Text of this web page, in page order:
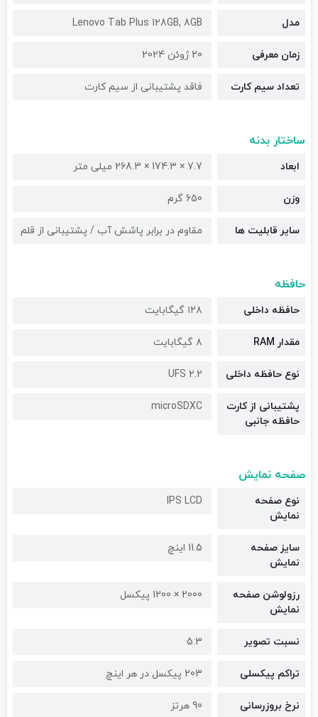
مدل Lenovo Tab Plus 128GB, 8GB
زمان معرفی 20 ژوئن 2024
تعداد سیم کارت فاقد پشتیبانی از سیم کارت
ساختار بدنه
ابعاد 7.7 × 174.3 × 268.3 میلی متر
وزن 650 گرم
سایر قابلیت ها مقاوم در برابر پاشش آب / پشتیبانی از قلم
حافظه
حافظه داخلی ۱۲۸ گیگابایت
مقدار RAM ۸ گیگابایت
نوع حافظه داخلی UFS 2.2
پشتیبانی از کارت
حافظه جانبی
microSDXC
صفحه نمایش
نوع صفحه
نمایش
IPS LCD
سایز صفحه
نمایش
11.5 اینچ
رزولوشن صفحه
نمایش
2000 × 1200 پیکسل
نسبت تصویر 5:3
تراکم پیکسلی 203 پیکسل در هر اینچ
نرخ بروزرسانی
90 هرتز